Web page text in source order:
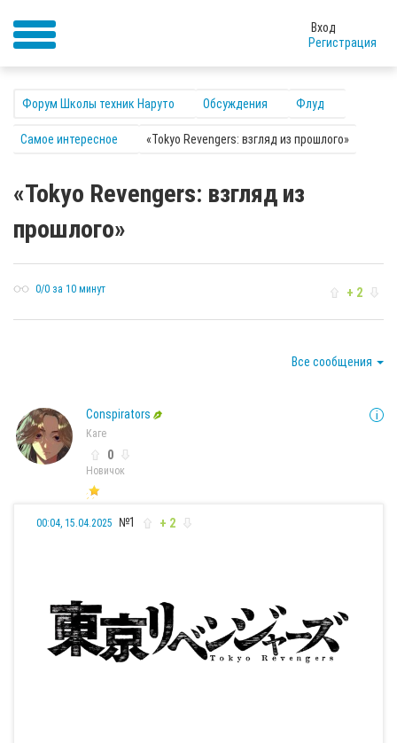
Вход
Регистрация
Форум Школы техник Наруто Обсуждения Флуд
Самое интересное «Tokyo Revengers: взгляд из прошлого»
«Tokyo Revengers: взгляд из
прошлого»
0/0 за 10 минут + 2
Все сообщения
Conspirators
Каге
0
Новичок
00:04, 15.04.2025 №1 + 2